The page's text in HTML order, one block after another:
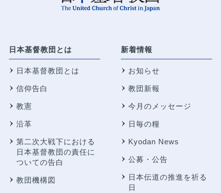
日本基督教団とは
日本基督教団とは
信仰告白
教憲
沿革
第二次大戦下における
日本基督教団の責任に
ついての告白
教団機構図
新着情報
お知らせ
教団新報
今月のメッセージ
日毎の糧
Kyodan News
公募・公告
日本伝道の推進を祈る
日